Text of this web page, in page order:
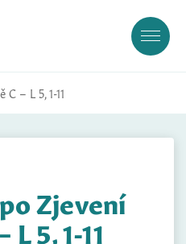
– L 5, 1-11
Zjevení
L 5, 1-11